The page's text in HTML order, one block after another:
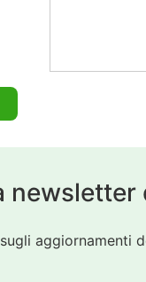
newsletter
aggiornamenti